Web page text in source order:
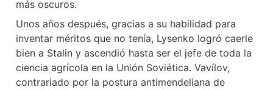
más oscuros.
Unos años después, gracias a su habilidad para
inventar méritos que no tenía, Lysenko logró caerle
bien a Stalin y ascendió hasta ser el jefe de toda la
ciencia agrícola en la Unión Soviética. Vavílov,
contrariado por la postura antimendeliana de